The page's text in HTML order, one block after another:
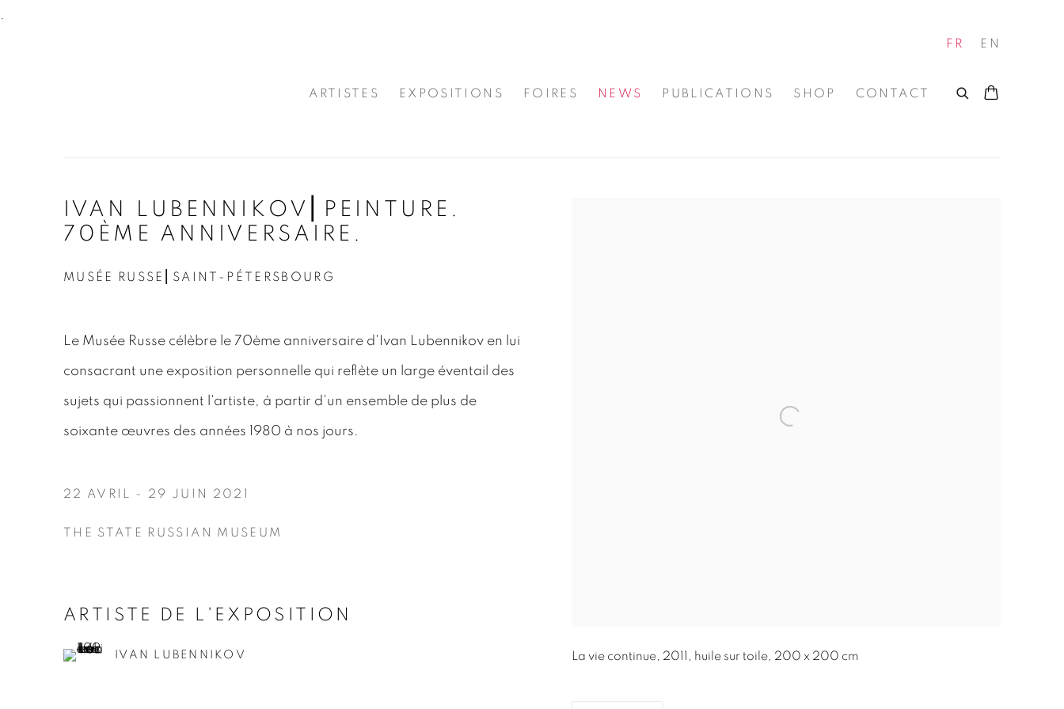
.
ARTISTES EXPOSITIONS FOIRES NEWS PUBLICATIONS SHOP CONTACT
FR EN
IVAN LUBENNIKOV⎜PEINTURE.
70ÈME ANNIVERSAIRE.
MUSÉE RUSSE⎜SAINT-PÉTERSBOURG
La vie continue, 2011, huile sur toile, 200 x 200 cm
Le Musée Russe célèbre le 70ème anniversaire d'Ivan Lubennikov en lui
consacrant une exposition personnelle qui reflète un large éventail des
sujets qui passionnent l'artiste, à partir d'un ensemble de plus de
soixante œuvres des années 1980 à nos jours.
22 AVRIL - 29 JUIN 2021
THE STATE RUSSIAN MUSEUM
ARTISTE DE L'EXPOSITION
IVAN LUBENNIKOV